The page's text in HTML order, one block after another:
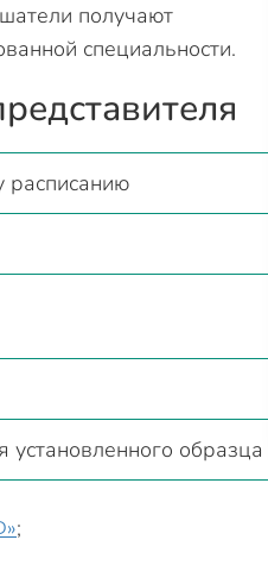
получают
специальности.
расписанию
образца
;